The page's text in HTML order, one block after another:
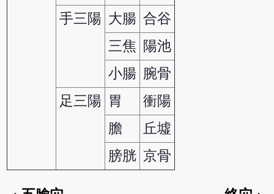
手三陽 大腸 合谷
三焦 陽池
小腸 腕骨
足三陽 胃
衝陽
膽
丘墟
膀胱 京骨